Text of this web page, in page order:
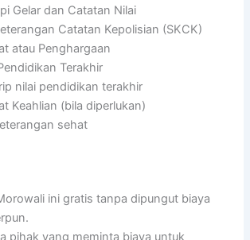
Gelar dan Catatan Nilai
Catatan Kepolisian (SKCK)
atau Penghargaan
Terakhir
nilai pendidikan terakhir
Keahlian (bila diperlukan)
sehat
ini gratis tanpa dipungut biaya